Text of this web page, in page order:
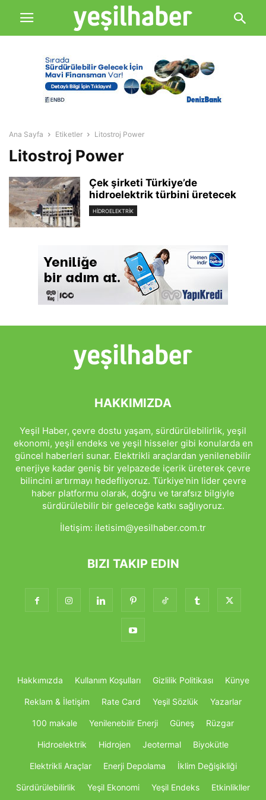
Ana Sayfa Etiketler Litostroj Power
Litostroj Power
Çek şirketi Türkiye’de
hidroelektrik türbini üretecek
HIDROELEKTRIK
HAKKIMIZDA
Yeşil Haber, çevre dostu yaşam, sürdürülebilirlik, yeşil
ekonomi, yeşil endeks ve yeşil hisseler gibi konularda en
güncel haberleri sunar. Elektrikli araçlardan yenilenebilir
enerjiye kadar geniş bir yelpazede içerik üreterek çevre
bilincini artırmayı hedefliyoruz. Türkiye'nin lider çevre
haber platformu olarak, doğru ve tarafsız bilgiyle
sürdürülebilir bir geleceğe katkı sağlıyoruz.
İletişim: iletisim@yesilhaber.com.tr
BIZI TAKIP EDIN
Hakkımızda Kullanım Koşulları Gizlilik Politikası Künye
Reklam & İletişim Rate Card Yeşil Sözlük Yazarlar
100 makale Yenilenebilir Enerji Güneş Rüzgar
Hidroelektrik Hidrojen Jeotermal Biyokütle
Elektrikli Araçlar Enerji Depolama İklim Değişikliği
Sürdürülebilirlik Yeşil Ekonomi Yeşil Endeks Etkinlikller